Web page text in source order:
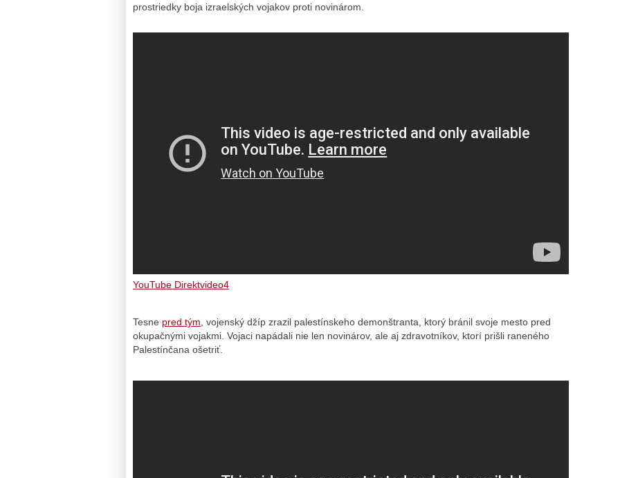
prostriedky boja izraelských vojakov proti novinárom.
YouTube Direktvideo4
Tesne pred tým, vojenský džíp zrazil palestínskeho demonštranta, ktorý bránil svoje mesto pred
okupačnými vojakmi. Vojaci napádali nie len novinárov, ale aj zdravotníkov, ktorí prišli raneného
Palestínčana ošetriť.